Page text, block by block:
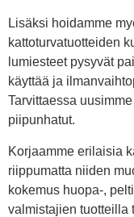
Lisäksi hoidamme
kattoturvatuotteiden
lumiesteet pysyvät
käyttää ja
Tarvittaessa
piipunhatut.
Korjaamme erilaisia
riippumatta niiden
kokemus huopa-,
valmistajien tuotteilla